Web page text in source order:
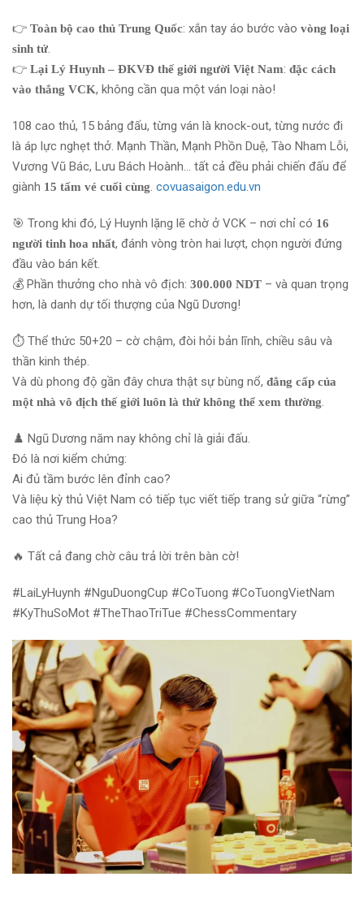
👉 Toàn bộ cao thủ Trung Quốc: xắn tay áo bước vào vòng loại
sinh tử.
👉 Lại Lý Huynh – ĐKVĐ thế giới người Việt Nam: đặc cách
vào thẳng VCK, không cần qua một ván loại nào!
108 cao thủ, 15 bảng đấu, từng ván là knock-out, từng nước đi
là áp lực nghẹt thở. Mạnh Thần, Mạnh Phồn Duệ, Tào Nham Lỗi,
Vương Vũ Bác, Lưu Bách Hoành… tất cả đều phải chiến đấu để
giành 15 tấm vé cuối cùng. covuasaigon.edu.vn
🎯 Trong khi đó, Lý Huynh lặng lẽ chờ ở VCK – nơi chỉ có 16
người tinh hoa nhất, đánh vòng tròn hai lượt, chọn người đứng
đầu vào bán kết.
💰 Phần thưởng cho nhà vô địch: 300.000 NDT – và quan trọng
hơn, là danh dự tối thượng của Ngũ Dương!
⏱️ Thể thức 50+20 – cờ chậm, đòi hỏi bản lĩnh, chiều sâu và
thần kinh thép.
Và dù phong độ gần đây chưa thật sự bùng nổ, đẳng cấp của
một nhà vô địch thế giới luôn là thứ không thể xem thường.
♟️ Ngũ Dương năm nay không chỉ là giải đấu.
Đó là nơi kiểm chứng:
Ai đủ tầm bước lên đỉnh cao?
Và liệu kỳ thủ Việt Nam có tiếp tục viết tiếp trang sử giữa “rừng”
cao thủ Trung Hoa?
🔥 Tất cả đang chờ câu trả lời trên bàn cờ!
#LaiLyHuynh #NguDuongCup #CoTuong #CoTuongVietNam
#KyThuSoMot #TheThaoTriTue #ChessCommentary